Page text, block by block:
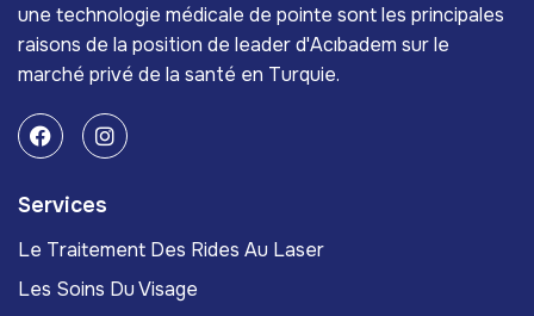
une technologie médicale de pointe sont les principales
raisons de la position de leader d'Acıbadem sur le
marché privé de la santé en Turquie.
Services
Le Traitement Des Rides Au Laser
Les Soins Du Visage